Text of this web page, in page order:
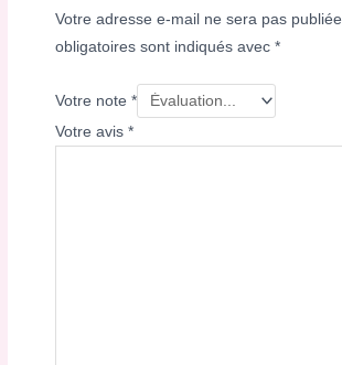
Votre adresse e-mail ne sera pas publiée.
obligatoires sont indiqués avec*
Votre note*
Votre avis*